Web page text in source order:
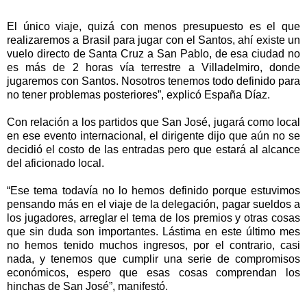
El único viaje, quizá con menos presupuesto es el que
realizaremos a Brasil para jugar con el Santos, ahí existe un
vuelo directo de Santa Cruz a San Pablo, de esa ciudad no
es más de 2 horas vía terrestre a Villadelmiro, donde
jugaremos con Santos. Nosotros tenemos todo definido para
no tener problemas posteriores”, explicó España Díaz.
Con relación a los partidos que San José, jugará como local
en ese evento internacional, el dirigente dijo que aún no se
decidió el costo de las entradas pero que estará al alcance
del aficionado local.
“Ese tema todavía no lo hemos definido porque estuvimos
pensando más en el viaje de la delegación, pagar sueldos a
los jugadores, arreglar el tema de los premios y otras cosas
que sin duda son importantes. Lástima en este último mes
no hemos tenido muchos ingresos, por el contrario, casi
nada, y tenemos que cumplir una serie de compromisos
económicos, espero que esas cosas comprendan los
hinchas de San José”, manifestó.